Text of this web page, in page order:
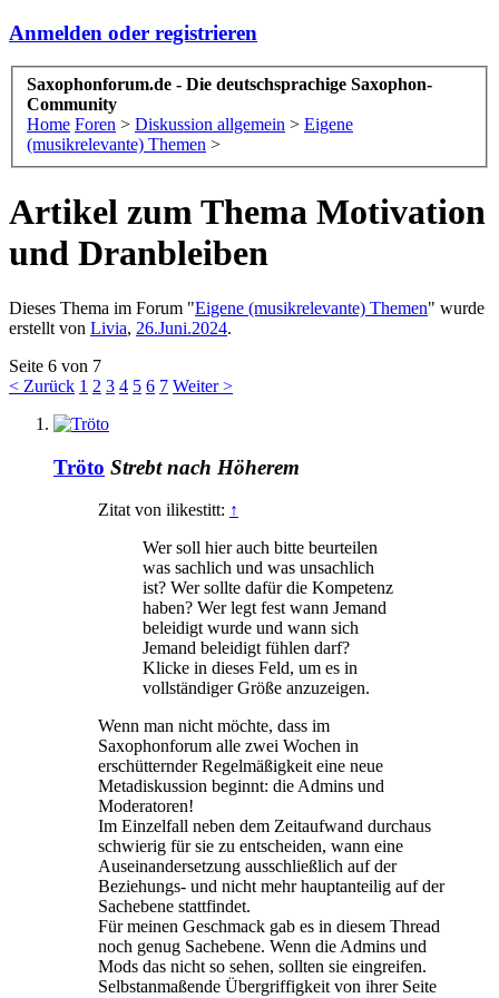
Anmelden oder registrieren
Saxophonforum.de - Die deutschsprachige Saxophon-
Community
Home Foren > Diskussion allgemein > Eigene
(musikrelevante) Themen >
Artikel zum Thema Motivation
und Dranbleiben
Dieses Thema im Forum "Eigene (musikrelevante) Themen" wurde
erstellt von Livia, 26.Juni.2024.
Seite 6 von 7
< Zurück 1 2 3 4 5 6 7 Weiter >
Tröto Strebt nach Höherem
Zitat von ilikestitt: ↑
Wer soll hier auch bitte beurteilen
was sachlich und was unsachlich
ist? Wer sollte dafür die Kompetenz
haben? Wer legt fest wann Jemand
beleidigt wurde und wann sich
Jemand beleidigt fühlen darf?
Klicke in dieses Feld, um es in
vollständiger Größe anzuzeigen.
Wenn man nicht möchte, dass im
Saxophonforum alle zwei Wochen in
erschütternder Regelmäßigkeit eine neue
Metadiskussion beginnt: die Admins und
Moderatoren!
Im Einzelfall neben dem Zeitaufwand durchaus
schwierig für sie zu entscheiden, wann eine
Auseinandersetzung ausschließlich auf der
Beziehungs- und nicht mehr hauptanteilig auf der
Sachebene stattfindet.
Für meinen Geschmack gab es in diesem Thread
noch genug Sachebene. Wenn die Admins und
Mods das nicht so sehen, sollten sie eingreifen.
Selbstanmaßende Übergriffigkeit von ihrer Seite